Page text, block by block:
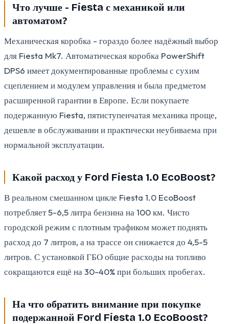
Что лучше - Fiesta с механикой или
автоматом?
Механическая коробка - гораздо более надёжный выбор
для Fiesta Mk7. Автоматическая коробка PowerShift
DPS6 имеет документированные проблемы с сухим
сцеплением и модулем управления и была предметом
расширенной гарантии в Европе. Если покупаете
подержанную Fiesta, пятиступенчатая механика проще,
дешевле в обслуживании и практически неубиваема при
нормальной эксплуатации.
Какой расход у Ford Fiesta 1.0 EcoBoost?
В реальном смешанном цикле Fiesta 1.0 EcoBoost
потребляет 5-6,5 литра бензина на 100 км. Чисто
городской режим с плотным трафиком может поднять
расход до 7 литров, а на трассе он снижается до 4,5-5
литров. С установкой ГБО общие расходы на топливо
сокращаются ещё на 30-40% при больших пробегах.
На что обратить внимание при покупке
подержанной Ford Fiesta 1.0 EcoBoost?